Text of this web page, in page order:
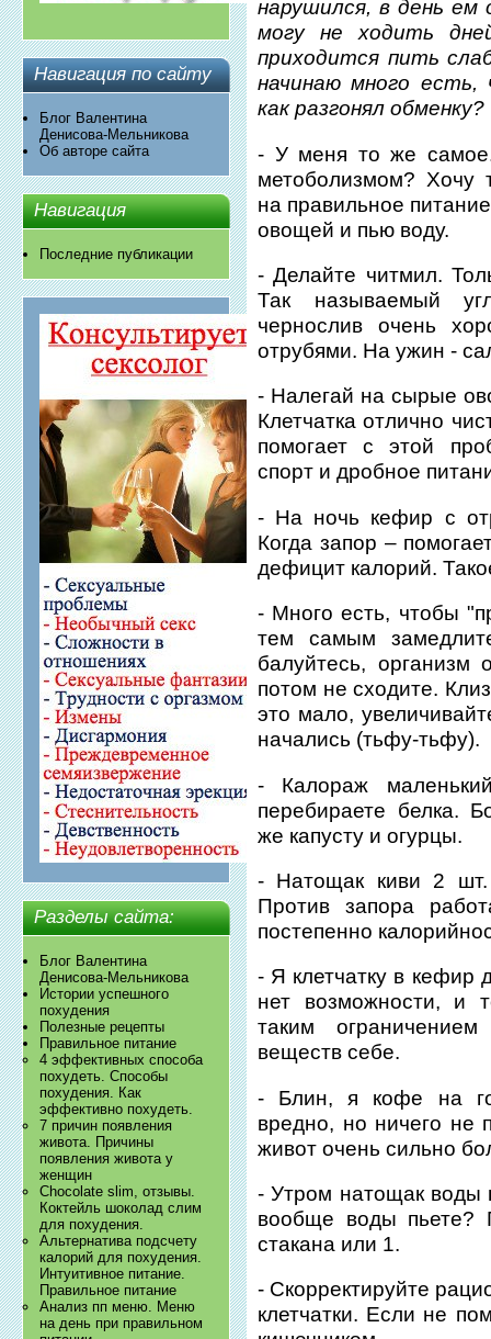
Навигация по сайту
Блог Валентина
Денисова-Мельникова
Об авторе сайта
Навигация
Последние публикации
Разделы сайта:
Блог Валентина
Денисова-Мельникова
Истории успешного
похудения
Полезные рецепты
Правильное питание
4 эффективных способа
похудеть. Способы
похудения. Как
эффективно похудеть.
7 причин появления
живота. Причины
появления живота у
женщин
Chocolate slim, отзывы.
Коктейль шоколад слим
для похудения.
Альтернатива подсчету
калорий для похудения.
Интуитивное питание.
Правильное питание
Анализ пп меню. Меню
на день при правильном
нарушился, в день ем
могу не ходить
приходится пить
начинаю много
как разгонял обменку?
- У меня то же
метоболизмом? Хочу
на правильное
овощей и пью воду.
- Делайте читмил.
Так называемый
чернослив очень
отрубями. На ужин -
- Налегай на сырые
Клетчатка отлично
помогает с этой
спорт и дробное
- На ночь кефир с
Когда запор –
дефицит калорий.
- Много есть, чтобы
тем самым
балуйтесь, организм
потом не сходите.
это мало,
начались (тьфу-тьфу).
- Калораж
перебираете белка.
же капусту и огурцы.
- Натощак киви 2
Против запора
постепенно
- Я клетчатку в
нет возможности, и
таким
веществ себе.
- Блин, я кофе на
вредно, но ничего не
живот очень сильно
- Утром натощак воды
вообще воды пьете?
стакана или 1.
- Скорректируйте
клетчатки. Если не